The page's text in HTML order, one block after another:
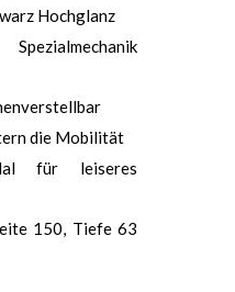
Hochglanz
die Mobilität
für leiseres
150, Tiefe 63